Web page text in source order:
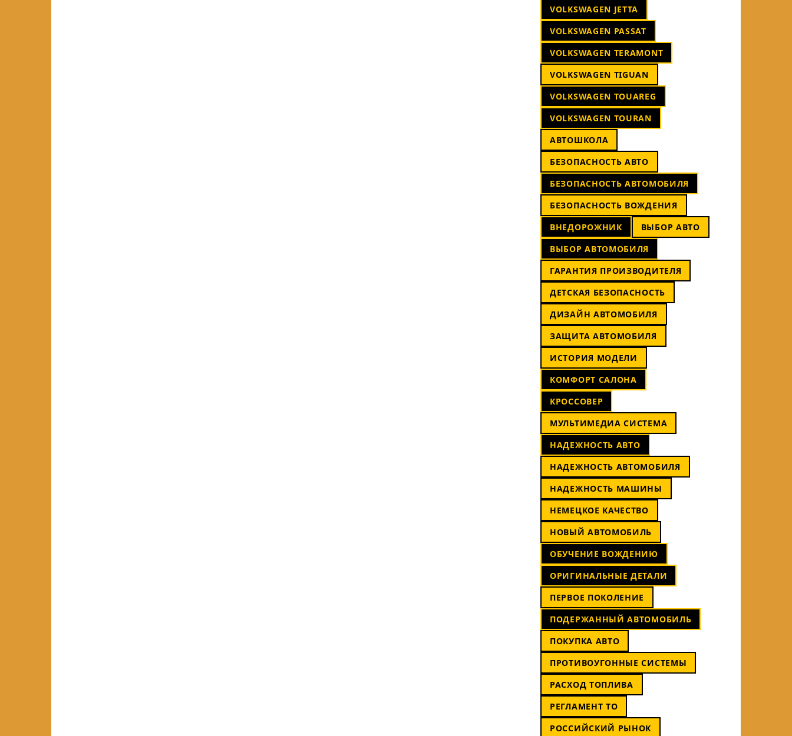
VOLKSWAGEN JETTA
VOLKSWAGEN PASSAT
VOLKSWAGEN TERAMONT
VOLKSWAGEN TIGUAN
VOLKSWAGEN TOUAREG
VOLKSWAGEN TOURAN
АВТОШКОЛА
БЕЗОПАСНОСТЬ АВТО
БЕЗОПАСНОСТЬ АВТОМОБИЛЯ
БЕЗОПАСНОСТЬ ВОЖДЕНИЯ
ВНЕДОРОЖНИК
ВЫБОР АВТО
ВЫБОР АВТОМОБИЛЯ
ГАРАНТИЯ ПРОИЗВОДИТЕЛЯ
ДЕТСКАЯ БЕЗОПАСНОСТЬ
ДИЗАЙН АВТОМОБИЛЯ
ЗАЩИТА АВТОМОБИЛЯ
ИСТОРИЯ МОДЕЛИ
КОМФОРТ САЛОНА
КРОССОВЕР
МУЛЬТИМЕДИА СИСТЕМА
НАДЕЖНОСТЬ АВТО
НАДЕЖНОСТЬ АВТОМОБИЛЯ
НАДЕЖНОСТЬ МАШИНЫ
НЕМЕЦКОЕ КАЧЕСТВО
НОВЫЙ АВТОМОБИЛЬ
ОБУЧЕНИЕ ВОЖДЕНИЮ
ОРИГИНАЛЬНЫЕ ДЕТАЛИ
ПЕРВОЕ ПОКОЛЕНИЕ
ПОДЕРЖАННЫЙ АВТОМОБИЛЬ
ПОКУПКА АВТО
ПРОТИВОУГОННЫЕ СИСТЕМЫ
РАСХОД ТОПЛИВА
РЕГЛАМЕНТ ТО
РОССИЙСКИЙ РЫНОК